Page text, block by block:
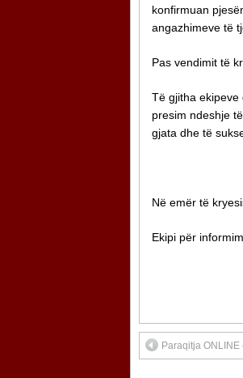
konfirmuan
angazhimeve të
Pas vendimit të
Të gjitha
presim ndeshje
gjata dhe të
Në emër të
Ekipi për informim
Paraqitja